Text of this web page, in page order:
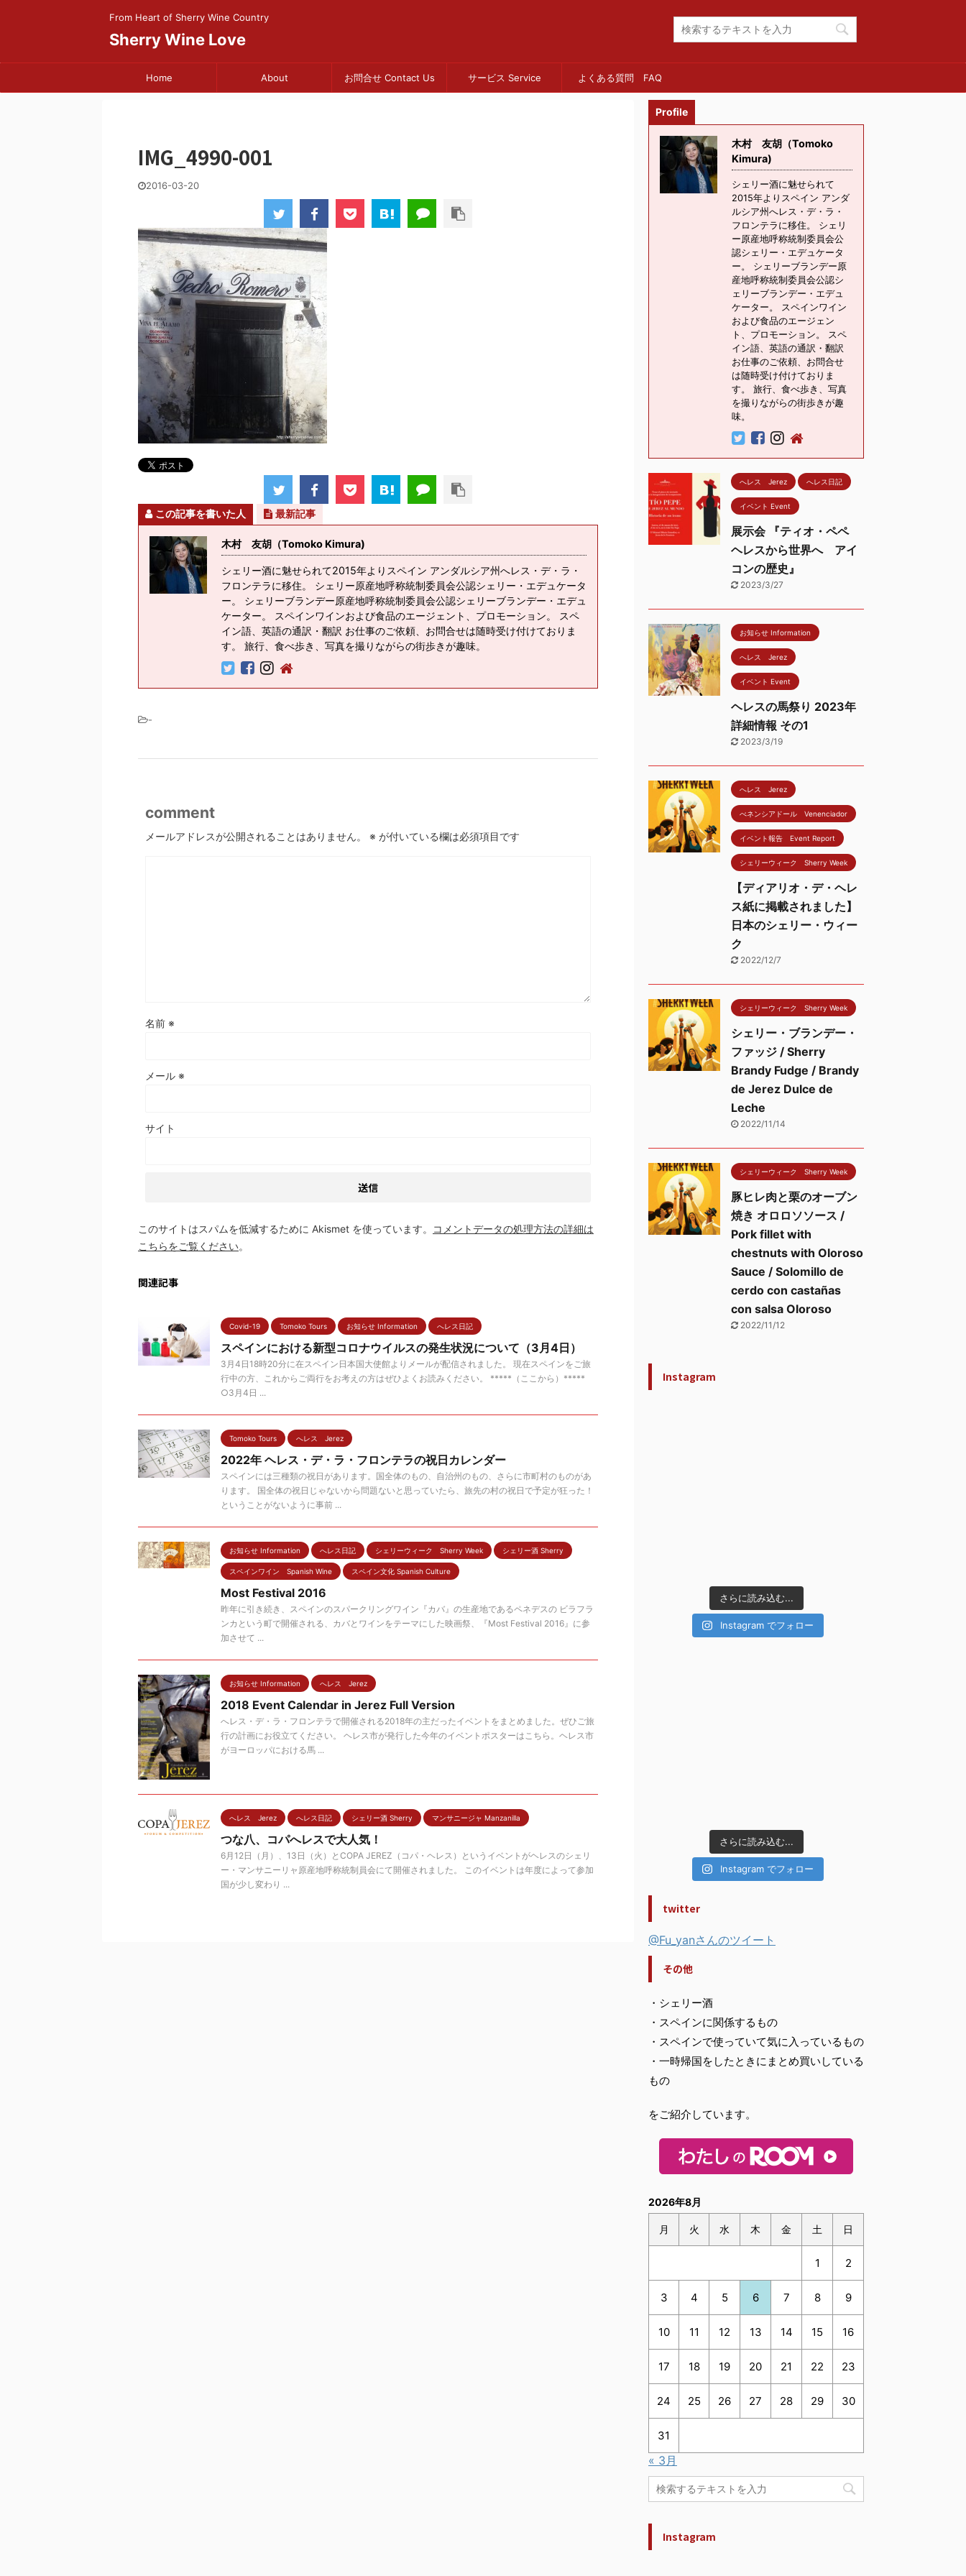
From Heart of Sherry Wine Country
Sherry Wine Love
Home About お問合せ Contact Us サービス Service よくある質問 FAQ
IMG_4990-001
2016-03-20
この記事を書いた人 最新記事
木村 友胡（Tomoko Kimura)
シェリー酒に魅せられて2015年よりスペイン アンダルシア州へレス・デ・ラ・
フロンテラに移住。 シェリー原産地呼称統制委員会公認シェリー・エデュケータ
ー。 シェリーブランデー原産地呼称統制委員会公認シェリーブランデー・エデュ
ケーター。 スペインワインおよび食品のエージェント、プロモーション。 スペ
イン語、英語の通訳・翻訳 お仕事のご依頼、お問合せは随時受け付けておりま
す。 旅行、食べ歩き、写真を撮りながらの街歩きが趣味。
-
comment
メールアドレスが公開されることはありません。 ※ が付いている欄は必須項目です
名前 ※
メール ※
サイト
このサイトはスパムを低減するために Akismet を使っています。
コメントデータの処理方法の詳細は
こちらをご覧ください。
関連記事
Covid-19 Tomoko Tours お知らせ Information へレス日記
スペインにおける新型コロナウイルスの発生状況について（3月4日）
3月4日18時20分に在スペイン日本国大使館よりメールが配信されました。 現在スペインをご旅
行中の方、これからご両行をお考えの方はぜひよくお読みください。 *****（ここから）*****
○3月4日 ...
Tomoko Tours へレス Jerez
2022年 ヘレス・デ・ラ・フロンテラの祝日カレンダー
スペインには三種類の祝日があります。国全体のもの、自治州のもの、さらに市町村のものがあ
ります。 国全体の祝日じゃないから問題ないと思っていたら、旅先の村の祝日で予定が狂った！
ということがないように事前 ...
お知らせ Information へレス日記 シェリーウィーク Sherry Week シェリー酒 Sherry
スペインワイン Spanish Wine スペイン文化 Spanish Culture
Most Festival 2016
昨年に引き続き、スペインのスパークリングワイン『カバ』の生産地であるペネデスの ビラフラ
ンカという町で開催される、カバとワインをテーマにした映画祭、『Most Festival 2016』に参
加させて ...
お知らせ Information へレス Jerez
2018 Event Calendar in Jerez Full Version
へレス・デ・ラ・フロンテラで開催される2018年の主だったイベントをまとめました。ぜひご旅
行の計画にお役立てください。 ヘレス市が発行した今年のイベントポスターはこちら。ヘレス市
がヨーロッパにおける馬 ...
へレス Jerez へレス日記 シェリー酒 Sherry マンサニージャ Manzanilla
つな八、コパへレスで大人気！
6月12日（月）、13日（火）とCOPA JEREZ（コパ・ヘレス）というイベントがヘレスのシェリ
ー・マンサニーリャ原産地呼称統制員会にて開催されました。 このイベントは年度によって参加
国が少し変わり ...
Profile
木村 友胡（Tomoko
Kimura)
シェリー酒に魅せられて
2015年よりスペイン アンダ
ルシア州へレス・デ・ラ・
フロンテラに移住。 シェリ
ー原産地呼称統制委員会公
認シェリー・エデュケータ
ー。 シェリーブランデー原
産地呼称統制委員会公認シ
ェリーブランデー・エデュ
ケーター。 スペインワイン
および食品のエージェン
ト、プロモーション。 スペ
イン語、英語の通訳・翻訳
お仕事のご依頼、お問合せ
は随時受け付けておりま
す。 旅行、食べ歩き、写真
を撮りながらの街歩きが趣
味。
へレス Jerez へレス日記
イベント Event
展示会 『ティオ・ペペ
ヘレスから世界へ アイ
コンの歴史』
2023/3/27
お知らせ Information
へレス Jerez
イベント Event
ヘレスの馬祭り 2023年
詳細情報 その1
2023/3/19
へレス Jerez
べネンシアドール Venenciador
イベント報告 Event Report
シェリーウィーク Sherry Week
【ディアリオ・デ・ヘレ
ス紙に掲載されました】
日本のシェリー・ウィー
ク
2022/12/7
シェリーウィーク Sherry Week
シェリー・ブランデー・
ファッジ / Sherry
Brandy Fudge / Brandy
de Jerez Dulce de
Leche
2022/11/14
シェリーウィーク Sherry Week
豚ヒレ肉と栗のオーブン
焼き オロロソソース /
Pork fillet with
chestnuts with Oloroso
Sauce / Solomillo de
cerdo con castañas
con salsa Oloroso
2022/11/12
Instagram
さらに読み込む...
Instagram でフォロー
さらに読み込む...
Instagram でフォロー
twitter
@Fu_yanさんのツイート
その他
・シェリー酒
・スペインに関係するもの
・スペインで使っていて気に入っているもの
・一時帰国をしたときにまとめ買いしている
もの
をご紹介しています。
2026年8月
月 火 水 木 金 土 日
1 2
3 4 5 6 7 8 9
10 11 12 13 14 15 16
17 18 19 20 21 22 23
24 25 26 27 28 29 30
31
« 3月
Instagram